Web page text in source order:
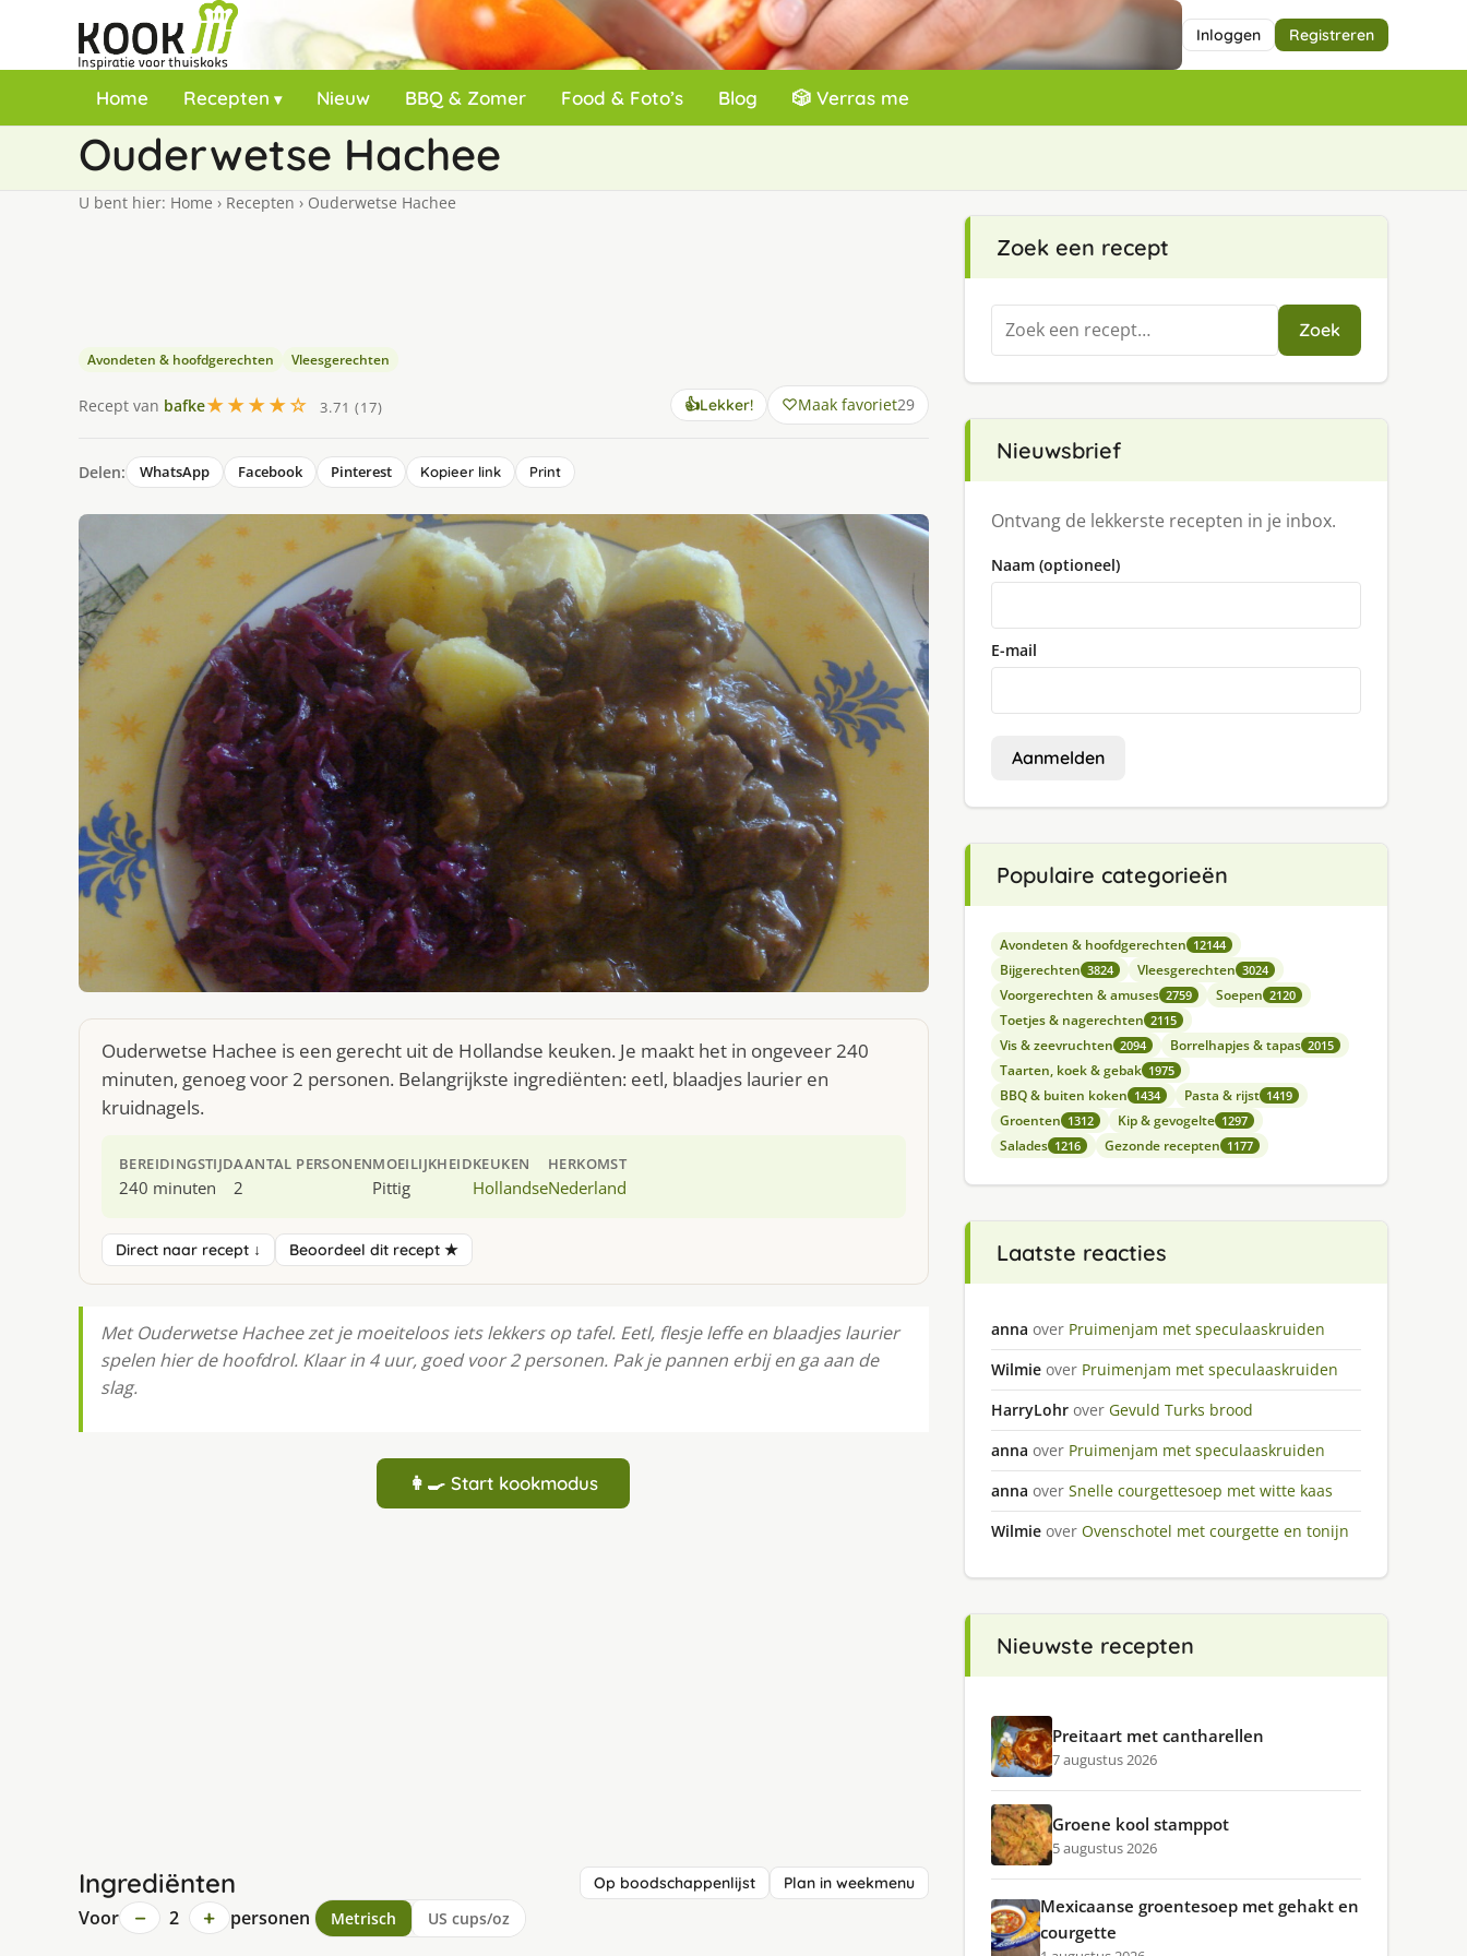
Inloggen Registreren
Home Recepten Nieuw BBQ & Zomer Food & Foto’s Blog 🎲 Verras me
Ouderwetse Hachee
U bent hier: Home › Recepten › Ouderwetse Hachee
Avondeten & hoofdgerechten Vleesgerechten
Recept van bafke★★★★☆ 3.71 (17) 👍Lekker! Maak favoriet29
Delen: WhatsApp Facebook Pinterest Kopieer link Print
Ouderwetse Hachee is een gerecht uit de Hollandse keuken. Je maakt het in ongeveer 240
minuten, genoeg voor 2 personen. Belangrijkste ingrediënten: eetl, blaadjes laurier en
kruidnagels.
BEREIDINGSTIJD
240 minuten
AANTAL PERSONEN
2
MOEILIJKHEID
Pittig
KEUKEN
Hollandse
HERKOMST
Nederland
Direct naar recept ↓ Beoordeel dit recept ★
Met Ouderwetse Hachee zet je moeiteloos iets lekkers op tafel. Eetl, flesje leffe en blaadjes laurier
spelen hier de hoofdrol. Klaar in 4 uur, goed voor 2 personen. Pak je pannen erbij en ga aan de
slag.
👩‍🍳 Start kookmodus
Ingrediënten Op boodschappenlijst Plan in weekmenu
Voor − 2 + personen Metrisch US cups/oz
Zoek een recept
Zoeken
naar:
Zoek
Nieuwsbrief
Ontvang de lekkerste recepten in je inbox.
Naam (optioneel)
E-mail
Aanmelden
Populaire categorieën
Avondeten & hoofdgerechten 12144
Bijgerechten 3824 Vleesgerechten 3024
Voorgerechten & amuses 2759 Soepen 2120
Toetjes & nagerechten 2115
Vis & zeevruchten 2094 Borrelhapjes & tapas 2015
Taarten, koek & gebak 1975
BBQ & buiten koken 1434 Pasta & rijst 1419
Groenten 1312 Kip & gevogelte 1297
Salades 1216 Gezonde recepten 1177
Laatste reacties
anna over Pruimenjam met speculaaskruiden
Wilmie over Pruimenjam met speculaaskruiden
HarryLohr over Gevuld Turks brood
anna over Pruimenjam met speculaaskruiden
anna over Snelle courgettesoep met witte kaas
Wilmie over Ovenschotel met courgette en tonijn
Nieuwste recepten
Preitaart met cantharellen
7 augustus 2026
Groene kool stamppot
5 augustus 2026
Mexicaanse groentesoep met gehakt en
courgette